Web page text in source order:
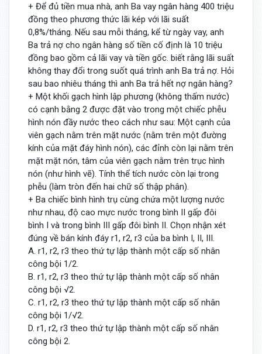
+ Để đủ tiền mua nhà, anh Ba vay ngân hàng 400 triệu
đồng theo phương thức lãi kép với lãi suất
0,8%/tháng. Nếu sau mỗi tháng, kể từ ngày vay, anh
Ba trả nợ cho ngân hàng số tiền cố định là 10 triệu
đồng bao gồm cả lãi vay và tiền gốc. biết rằng lãi suất
không thay đổi trong suốt quá trình anh Ba trả nợ. Hỏi
sau bao nhiêu tháng thì anh Ba trả hết nợ ngân hàng?
+ Một khối gạch hình lập phương (không thấm nước)
có cạnh bằng 2 được đặt vào trong một chiếc phễu
hình nón đầy nước theo cách như sau: Một cạnh của
viên gạch nằm trên mặt nước (nằm trên một đường
kính của mặt đáy hình nón), các đỉnh còn lại nằm trên
mặt mặt nón, tâm của viên gạch nằm trên trục hình
nón (như hình vẽ). Tính thể tích nước còn lại trong
phễu (làm tròn đến hai chữ số thập phân).
+ Ba chiếc bình hình trụ cùng chứa một lượng nước
như nhau, độ cao mực nước trong bình II gấp đôi
bình I và trong bình III gấp đôi bình II. Chọn nhận xét
đúng về bán kính đáy r1, r2, r3 của ba bình I, II, III.
A. r1, r2, r3 theo thứ tự lập thành một cấp số nhân
công bội 1/2.
B. r1, r2, r3 theo thứ tự lập thành một cấp số nhân
công bội √2.
C. r1, r2, r3 theo thứ tự lập thành một cấp số nhân
công bội 1/√2.
D. r1, r2, r3 theo thứ tự lập thành một cấp số nhân
công bội 2.